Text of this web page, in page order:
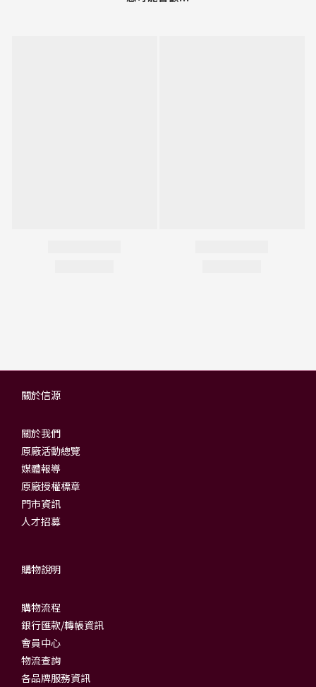
關於信源
關於我們
原廠活動總覽
媒體報導
原廠授權標章
門市資訊
人才招募
購物說明
購物流程
銀行匯款/轉帳資訊
會員中心
物流查詢
各品牌服務資訊